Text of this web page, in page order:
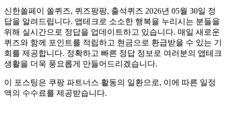
신한쏠페이 쏠퀴즈, 퀴즈팡팡, 출석퀴즈 2026년 05월 30일 정
답을 알려드립니다. 앱테크로 소소한 행복을 누리시는 분들을
위해 실시간으로 정답을 업데이트하고 있습니다. 매일 새로운
퀴즈와 함께 포인트를 적립하고 현금으로 환급받을 수 있는 기
회를 제공합니다. 정확하고 빠른 정답 정보로 여러분의 앱테크
생활을 더욱 풍요롭게 만들어드리겠습니다.
이 포스팅은 쿠팡 파트너스 활동의 일환으로, 이에 따른 일정
액의 수수료를 제공받습니다.